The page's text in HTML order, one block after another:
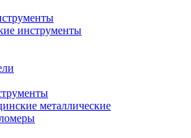
инструменты
металлические